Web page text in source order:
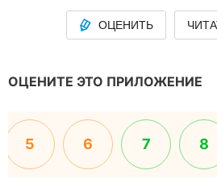
ОЦЕНИТЬ
ОЦЕНИТЕ ЭТО ПРИЛОЖЕНИЕ
5 6 7 8